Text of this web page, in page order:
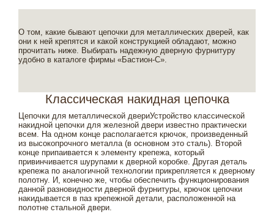
О том, какие бывают цепочки для металлических дверей, как
они к ней крепятся и какой конструкцией обладают, можно
прочитать ниже. Выбирать надежную дверную фурнитуру
удобно в каталоге фирмы «Бастион-С».
Классическая накидная цепочка
Цепочки для металлической двериУстройство классической
накидной цепочки для железной двери известно практически
всем. На одном конце располагается крючок, произведенный
из высокопрочного металла (в основном это сталь). Второй
конце припаивается к элементу крепежа, который
привинчивается шурупами к дверной коробке. Другая деталь
крепежа по аналогичной технологии прикрепляется к дверному
полотну. И, конечно же, чтобы обеспечить функционирования
данной разновидности дверной фурнитуры, крючок цепочки
накидывается в паз крепежной детали, расположенной на
полотне стальной двери.